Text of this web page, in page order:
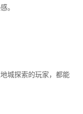
。
城探索的玩家，都能